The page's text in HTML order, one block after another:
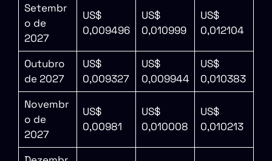
Setembr
o de
2027
US$
0,009496
US$
0,010999
US$
0,012104
Outubro
de 2027
US$
0,009327
US$
0,009944
US$
0,010383
Novembr
o de
2027
US$
0,00981
US$
0,010008
US$
0,010213